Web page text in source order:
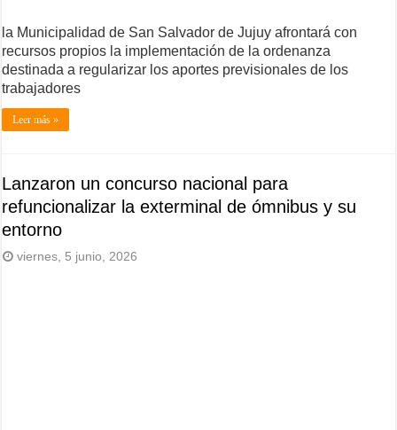
la Municipalidad de San Salvador de Jujuy afrontará con
recursos propios la implementación de la ordenanza
destinada a regularizar los aportes previsionales de los
trabajadores
Leer más »
Lanzaron un concurso nacional para
refuncionalizar la exterminal de ómnibus y su
entorno
viernes, 5 junio, 2026